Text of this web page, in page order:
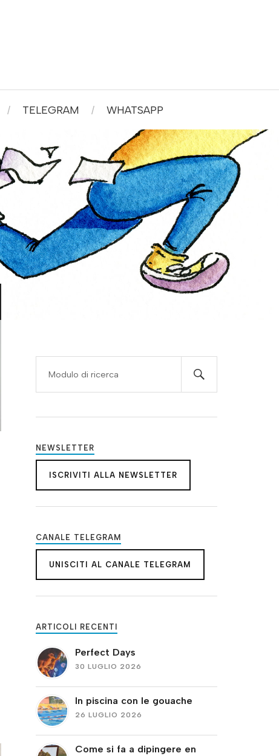
TELEGRAM WHATSAPP
NEWSLETTER
ISCRIVITI ALLA NEWSLETTER
CANALE TELEGRAM
UNISCITI AL CANALE TELEGRAM
ARTICOLI RECENTI
Perfect Days
30 LUGLIO 2026
In piscina con le gouache
26 LUGLIO 2026
Come si fa a dipingere en